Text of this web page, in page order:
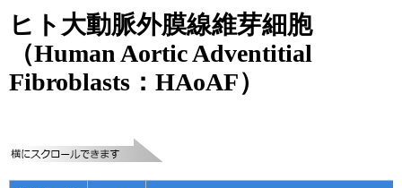
PCR・等温増幅
リアルタイムPCR（qPCR）
テクニカルサポートライン
抗体検索サイト
リアルタイムPCR（インターカレーター法）
プライマー検索・注文
ヒト大動脈外膜線維芽細胞
（Human Aortic Adventitial
Fibroblasts：HAoAF）